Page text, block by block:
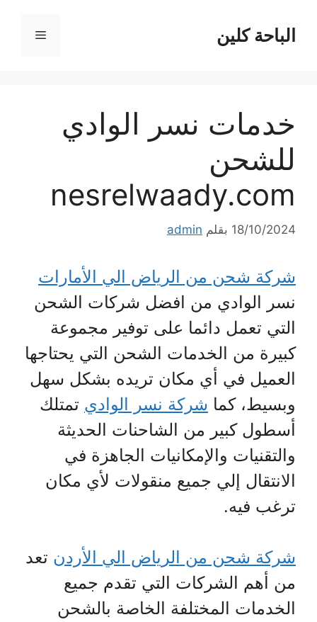
المحتوىالباحة كلين القائمة
خدمات نسر الوادي
للشحن
nesrelwaady.com
18/10/2024 بقلم admin
شركة شحن من الرياض الي الأمارات
نسر الوادي من افضل شركات الشحن
التي تعمل دائما على توفير مجموعة
كبيرة من الخدمات الشحن التي يحتاجها
العميل في أي مكان تريده بشكل سهل
وبسيط، كما شركة نسر الوادي تمتلك
أسطول كبير من الشاحنات الحديثة
والتقنيات والإمكانيات الجاهزة في
الانتقال إلي جميع منقولات لأي مكان
ترغب فيه.
شركة شحن من الرياض الي الأردن تعد
من أهم الشركات التي تقدم جميع
الخدمات المختلفة الخاصة بالشحن